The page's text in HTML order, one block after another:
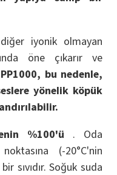
iyonik olmayan
öne çıkarır ve
bu nedenle,
yönelik köpük
%100'ü . Oda
(-20°C'nin
sıvıdır. Soğuk suda